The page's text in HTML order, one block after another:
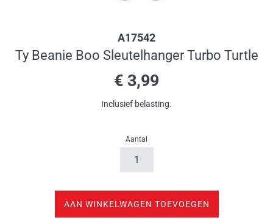
A17542
Ty Beanie Boo Sleutelhanger Turbo Turtle
Normale
prijs
€ 3,99
Inclusief belasting.
Aantal
AAN WINKELWAGEN TOEVOEGEN